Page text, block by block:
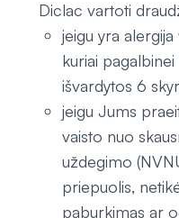
Diclac vartoti
jeigu yra
kuriai
išvardytos 6
jeigu Jums
vaisto nuo
uždegimo
priepuolis,
paburkimas ar